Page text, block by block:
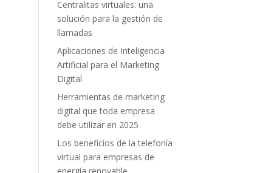
Centralitas virtuales: una
solución para la gestión de
llamadas
Aplicaciones de Inteligencia
Artificial para el Marketing
Digital
Herramientas de marketing
digital que toda empresa
debe utilizar en 2025
Los beneficios de la telefonía
virtual para empresas de